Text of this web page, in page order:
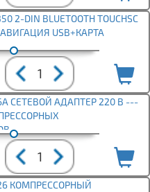
2-DIN BLUETOOTH TOUCHSC
USB+КАРТА
6A СЕТЕВОЙ АДАПТЕР 220 В ---
26 КОМПРЕССОРНЫЙ